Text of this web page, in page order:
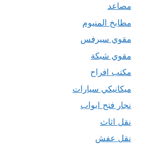
مصاعد
مطابخ المنيوم
مقوي سيرفس
مقوي شبكة
مكتب افراح
ميكانيكي سيارات
نجار فتح ابواب
نقل اثاث
نقل عفش